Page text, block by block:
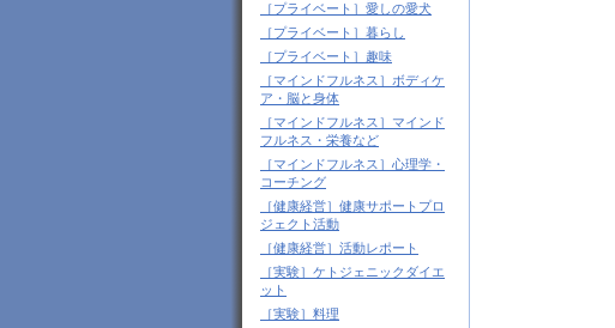
［プライベート］愛しの愛犬
［プライベート］暮らし
［プライベート］趣味
［マインドフルネス］ボディケ
ア・脳と身体
［マインドフルネス］マインド
フルネス・栄養など
［マインドフルネス］心理学・
コーチング
［健康経営］健康サポートプロ
ジェクト活動
［健康経営］活動レポート
［実験］ケトジェニックダイエ
ット
［実験］料理